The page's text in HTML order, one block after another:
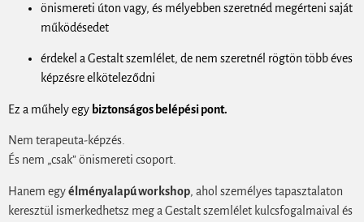
önismereti úton vagy, és mélyebben szeretnéd megérteni saját
működésedet
érdekel a Gestalt szemlélet, de nem szeretnél rögtön több éves
képzésre elköteleződni
Ez a műhely egy biztonságos belépési pont.
Nem terapeuta-képzés.
És nem „csak” önismereti csoport.
Hanem egyélményalapú workshop, ahol személyes tapasztalaton
keresztül ismerkedhetsz meg a Gestalt szemlélet kulcsfogalmaival és